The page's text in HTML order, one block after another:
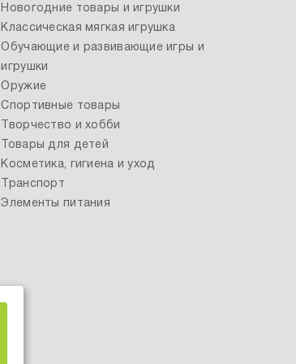
Новогодние товары и игрушки
Классическая мягкая игрушка
Обучающие и развивающие игры и
игрушки
Оружие
Спортивные товары
Творчество и хобби
Товары для детей
Косметика, гигиена и уход
Транспорт
Элементы питания